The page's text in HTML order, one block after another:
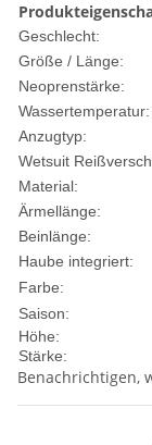
Geschlecht:
Größe / Länge:
Neoprenstärke:
Wassertemperatur:
Anzugtyp:
Wetsuit
Material:
Ärmellänge:
Beinlänge:
Haube integriert:
Farbe:
Saison:
Höhe:
Stärke:
Benachrichtigen,